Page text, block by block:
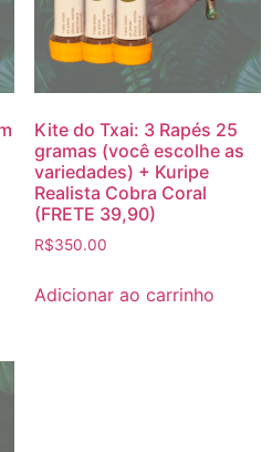
Kite do Txai: 3 Rapés 25
gramas (você escolhe as
variedades) + Kuripe
Realista Cobra Coral
(FRETE 39,90)
R$350.00
Adicionar ao carrinho